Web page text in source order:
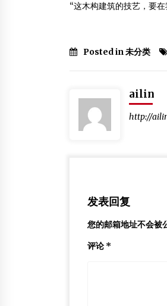
“这木构建筑的技艺，要
Posted in 未分类
ailin
http://
发表回复
您的邮箱地址不会被
评论 *